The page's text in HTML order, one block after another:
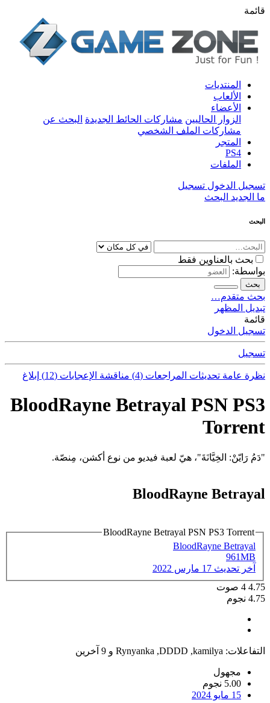
قائمة
المنتديات
الألعاب
الأعضاء
الزوار الحاليين مشاركات الحائط الجديدة البحث عن
مشاركات الملف الشخصي
المتجر
PS4
الملفات
تسجيل الدخول تسجيل
ما الجديد البحث
البحث
بحث بالعناوين فقط
بواسطة:
بحث
بحث متقدم…
تبديل المظهر
قائمة
تسجيل الدخول
تسجيل
نظرة عامة تحديثات المراجعات (4) مناقشة الإعجابات (12) إبلاغ
BloodRayne Betrayal PSN PS3
Torrent
"دَمُ رَايّنْ: الخِيَّانَةَ"، هيّ لعبة فيديو من نوع أكشن، مِنصّة.
BloodRayne Betrayal
BloodRayne Betrayal PSN PS3 Torrent
BloodRayne Betrayal
961MB
آخر تحديث 17 مارس 2022
4.75
4 صوت
4.75 نجوم
التفاعلات: kamilya
,
DDDD
,
Rynyanka و 9 آخرين
مجهول
5.00 نجوم
15 مايو 2024